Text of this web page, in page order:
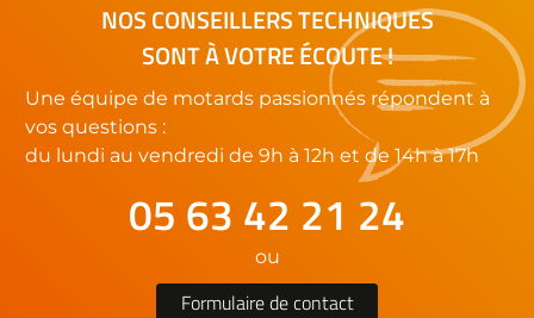
NOS CONSEILLERS TECHNIQUES
SONT À VOTRE ÉCOUTE !
Une équipe de motards passionnés répondent à
vos questions :
du lundi au vendredi de 9h à 12h et de 14h à 17h
05 63 42 21 24
ou
Formulaire de contact